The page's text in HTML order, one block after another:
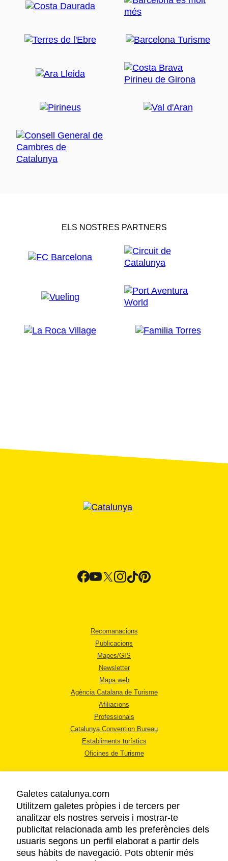
ELS NOSTRES PARTNERS
Recomanacions
Publicacions
Mapes/GIS
Newsletter
Mapa web
Agència Catalana de Turisme
Afiliacions
Professionals
Catalunya Convention Bureau
Establiments turístics
Oficines de Turisme
AVÍS LEGAL
POLÍTICA DE PRIVACITAT
COOKIES
Galetes catalunya.com
Utilitzem galetes pròpies i de tercers per
analitzar els nostres serveis i mostrar-te
publicitat relacionada amb les preferències dels
usuaris segons un perfil elaborat a partir dels
seus hàbits de navegació. Pots obtenir més